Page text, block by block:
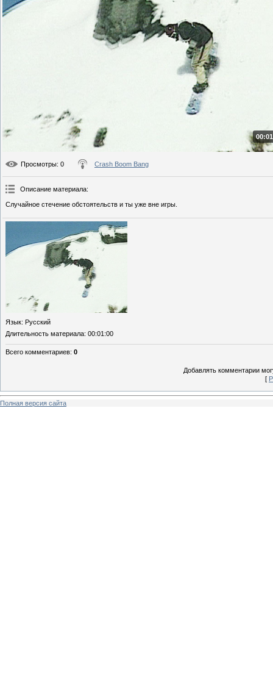
Просмотры: 0 Crash Boom Bang
Описание материала:
Случайное стечение обстоятельств и ты уже вне игры.
Язык: Русский
Длительность материала: 00:01:00
Всего комментариев: 0
Добавлять комментарии
[
Полная версия сайта